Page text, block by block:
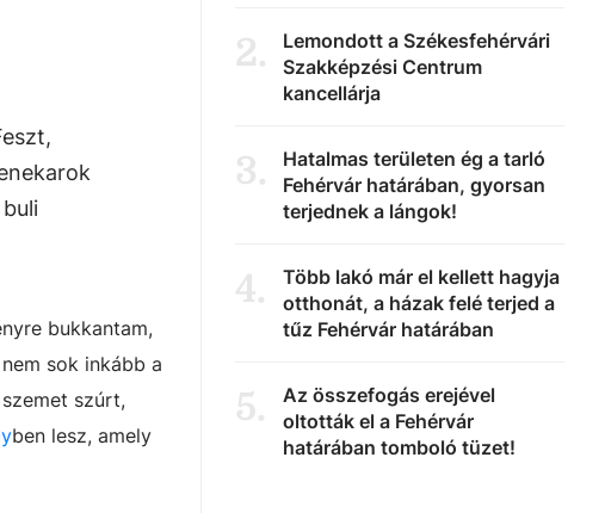
bukkantam,
sok inkább a
szúrt,
ben lesz, amely
2.
Lemondott a Székesfehérvári
Szakképzési Centrum
kancellárja
3.
Hatalmas területen ég a tarló
Fehérvár határában, gyorsan
terjednek a lángok!
4.
Több lakó már el kellett hagyja
otthonát, a házak felé terjed a
tűz Fehérvár határában
5.
Az összefogás erejével
oltották el a Fehérvár
határában tomboló tüzet!